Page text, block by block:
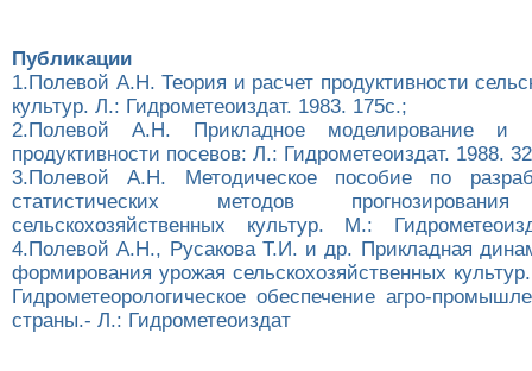
Публикации
1.Полевой А.Н. Теория и расчет продуктивности
культур. Л.: Гидрометеоиздат. 1983. 175с.;
2.Полевой А.Н. Прикладное моделирование и
продуктивности посевов: Л.: Гидрометеоиздат. 1988.
3.Полевой А.Н. Методическое пособие по
статистических методов
сельскохозяйственных культур. М.:
4.Полевой А.Н., Русакова Т.И. и др. Прикладная
формирования урожая сельскохозяйственных
Гидрометеорологическое обеспечение агро-
страны.- Л.: Гидрометеоиздат